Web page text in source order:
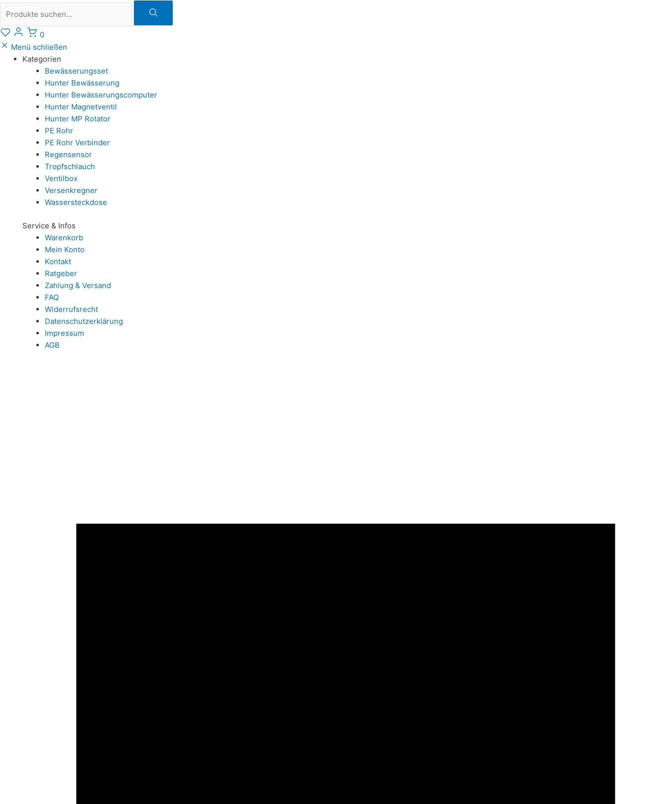
Suche
0
Menü schließen
Kategorien
Bewässerungsset
Hunter Bewässerung
Hunter Bewässerungscomputer
Hunter Magnetventil
Hunter MP Rotator
PE Rohr
PE Rohr Verbinder
Regensensor
Tropfschlauch
Ventilbox
Versenkregner
Wassersteckdose
Service & Infos
Warenkorb
Mein Konto
Kontakt
Ratgeber
Zahlung & Versand
FAQ
Widerrufsrecht
Datenschutzerklärung
Impressum
AGB